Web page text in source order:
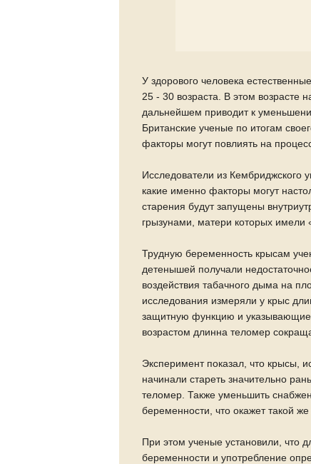
У здорового человека
25 - 30 возраста. В этом возрасте
дальнейшем приводит к
Британские ученые по итогам
факторы могут повлиять на
Исследователи из Кембриджского
какие именно факторы могут
старения будут запущены
грызунами, матери которых
Трудную беременность крысам
детенышей получали
воздействия табачного дыма на
исследования измеряли у крыс
защитную функцию и указывающие
возрастом длинна теломер
Эксперимент показал, что крысы,
начинали стареть значительно
теломер. Также уменьшить
беременности, что окажет такой
При этом ученые установили, что
беременности и употребление